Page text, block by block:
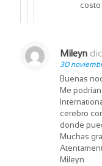
Mileyn
30
Buenas
Me
cerebro
donde
Muchas
Mileyn